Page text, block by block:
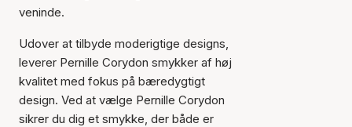
veninde.
Udover at tilbyde moderigtige designs,
leverer Pernille Corydon smykker af høj
kvalitet med fokus på bæredygtigt
design. Ved at vælge Pernille Corydon
sikrer du dig et smykke, der både er